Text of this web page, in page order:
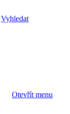
Vyhledat
Otevřít menu